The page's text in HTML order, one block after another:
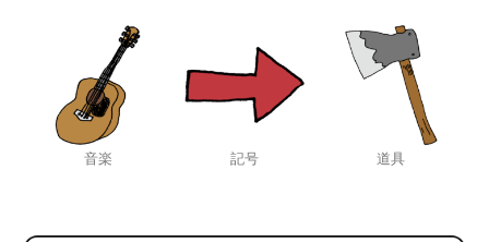
音楽 記号 道具